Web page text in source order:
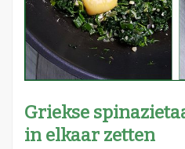
Griekse
in elkaar zetten